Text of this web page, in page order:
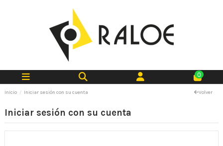
0
Inicio Iniciar sesión con su cuenta Volver
Iniciar sesión con su cuenta